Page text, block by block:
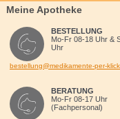
Meine Apotheke
BESTELLUNG
Mo-Fr 08-18 Uhr &
Uhr
bestellung@medikamente-per-
BERATUNG
Mo-Fr 08-17 Uhr
(Fachpersonal)